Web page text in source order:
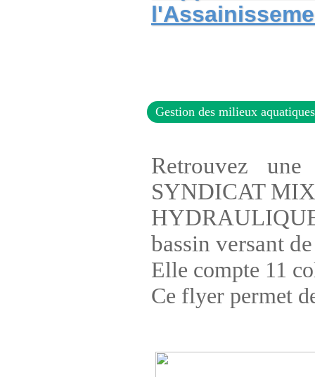
Gestion des milieux
Retrouvez
SYNDICAT
bassin versant
Elle compte 11
Ce flyer permet